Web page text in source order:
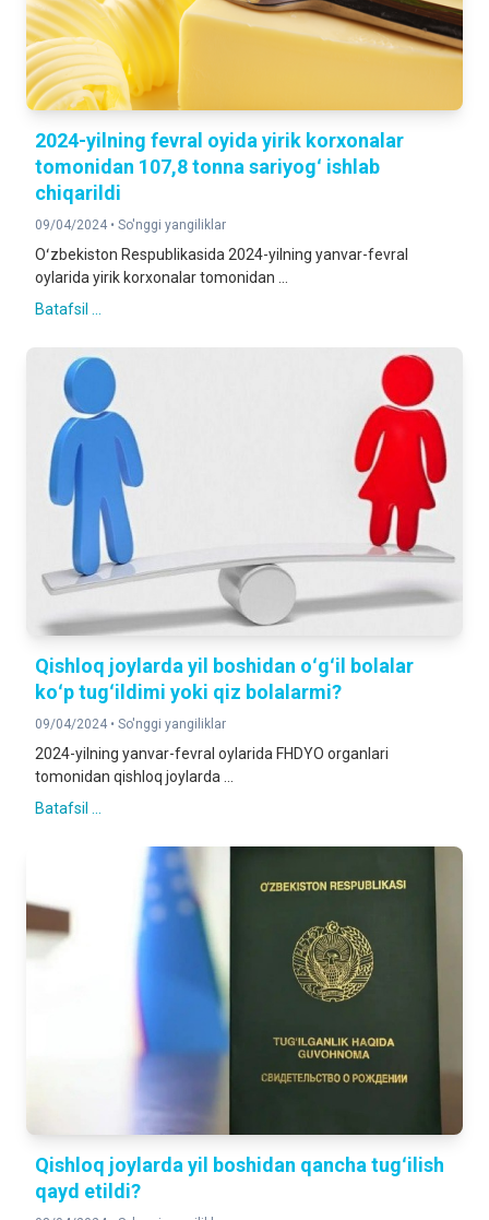
2024-yilning fevral oyida yirik korxonalar
tomonidan 107,8 tonna sariyogʻ ishlab
chiqarildi
09/04/2024 • So'nggi yangiliklar
Oʻzbekiston Respublikasida 2024-yilning yanvar-fevral
oylarida yirik korxonalar tomonidan ...
Batafsil ...
Qishloq joylarda yil boshidan oʻgʻil bolalar
koʻp tugʻildimi yoki qiz bolalarmi?
09/04/2024 • So'nggi yangiliklar
2024-yilning yanvar-fevral oylarida FHDYO organlari
tomonidan qishloq joylarda ...
Batafsil ...
Qishloq joylarda yil boshidan qancha tugʻilish
qayd etildi?